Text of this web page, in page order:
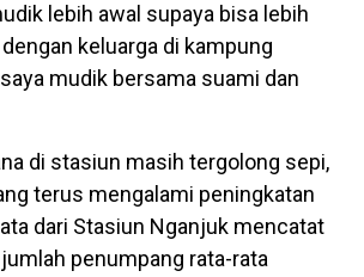
lebih awal supaya bisa lebih
keluarga di kampung
mudik bersama suami dan
di stasiun masih tergolong sepi,
terus mengalami peningkatan
dari Stasiun Nganjuk mencatat
penumpang rata-rata